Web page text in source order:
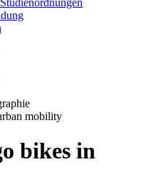
mobility
bikes in